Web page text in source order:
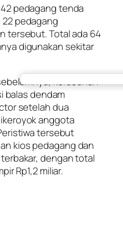
pedagang tenda
pedagang
tersebut. Total ada 64
digunakan sekitar
kerusuhan
balas dendam
setelah dua
anggota
tersebut
kios pedagang dan
dengan total
Rp1,2 miliar.